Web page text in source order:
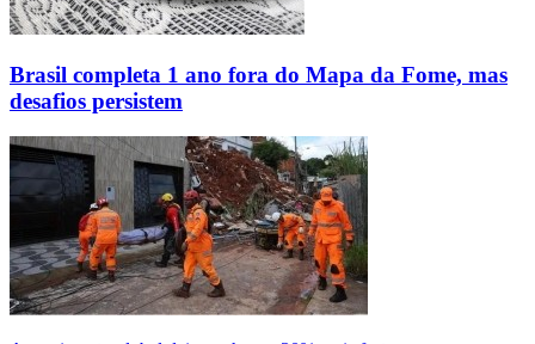
Brasil completa 1 ano fora do Mapa da Fome, mas
desafios persistem